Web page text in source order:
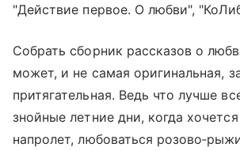
"Действие первое. О любви",
Собрать сборник рассказов о
может, и не самая оригинальная,
притягательная. Ведь что лучше
знойные летние дни, когда хочется
напролет, любоваться